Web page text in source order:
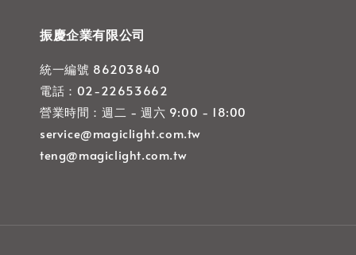
振慶企業有限公司
統一編號 86203840
電話：02-22653662
營業時間：週二 - 週六 9:00 - 18:00
service@magiclight.com.tw
teng@magiclight.com.tw